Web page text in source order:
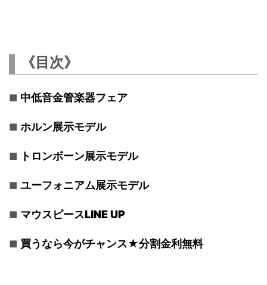
《目次》
中低音金管楽器フェア
ホルン展示モデル
トロンボーン展示モデル
ユーフォニアム展示モデル
マウスピースLINE UP
買うなら今がチャンス★分割金利無料